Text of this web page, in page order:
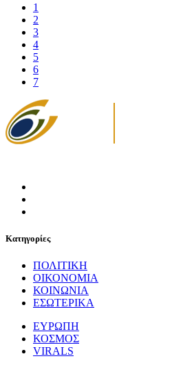
1
2
3
4
5
6
7
Κατηγορίες
ΠΟΛΙΤΙΚΗ
ΟΙΚΟΝΟΜΙΑ
ΚΟΙΝΩΝΙΑ
ΕΣΩΤΕΡΙΚΑ
ΕΥΡΩΠΗ
ΚΟΣΜΟΣ
VIRALS